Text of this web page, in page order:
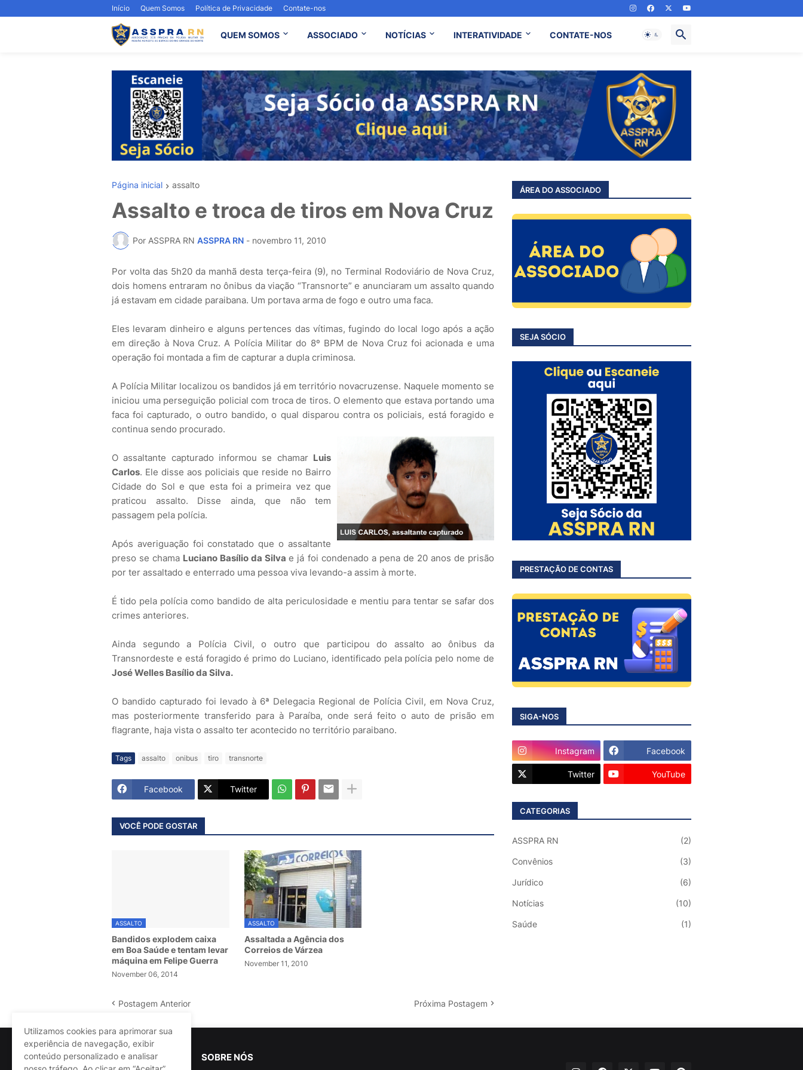
Início Quem Somos Política de Privacidade Contate-nos
QUEM SOMOS ASSOCIADO NOTÍCIAS INTERATIVIDADE CONTATE-NOS
Página inicial assalto
Assalto e troca de tiros em Nova Cruz
Por ASSPRA RN ASSPRA RN - novembro 11, 2010
Por volta das 5h20 da manhã desta terça-feira (9), no Terminal Rodoviário de Nova Cruz,
dois homens entraram no ônibus da viação “Transnorte” e anunciaram um assalto quando
já estavam em cidade paraibana. Um portava arma de fogo e outro uma faca.
Eles levaram dinheiro e alguns pertences das vítimas, fugindo do local logo após a ação
em direção à Nova Cruz. A Polícia Militar do 8º BPM de Nova Cruz foi acionada e uma
operação foi montada a fim de capturar a dupla criminosa.
A Polícia Militar localizou os bandidos já em território novacruzense. Naquele momento se
iniciou uma perseguição policial com troca de tiros. O elemento que estava portando uma
faca foi capturado, o outro bandido, o qual disparou contra os policiais, está foragido e
continua sendo procurado.
O assaltante capturado informou se chamar Luis
Carlos. Ele disse aos policiais que reside no Bairro
Cidade do Sol e que esta foi a primeira vez que
praticou assalto. Disse ainda, que não tem
passagem pela polícia.
Após averiguação foi constatado que o assaltante
preso se chama Luciano Basílio da Silvae já foi condenado a pena de 20 anos de prisão
por ter assaltado e enterrado uma pessoa viva levando-a assim à morte.
É tido pela polícia como bandido de alta periculosidade e mentiu para tentar se safar dos
crimes anteriores.
Ainda segundo a Polícia Civil, o outro que participou do assalto ao ônibus da
Transnordeste e está foragido é primo do Luciano, identificado pela polícia pelo nome de
José Welles Basílio da Silva.
O bandido capturado foi levado à 6ª Delegacia Regional de Polícia Civil, em Nova Cruz,
mas posteriormente transferido para à Paraíba, onde será feito o auto de prisão em
flagrante, haja vista o assalto ter acontecido no território paraibano.
Tags assalto onibus tiro transnorte
Facebook Twitter
VOCÊ PODE GOSTAR
ASSALTO
Bandidos explodem caixa
em Boa Saúde e tentam levar
máquina em Felipe Guerra
November 06, 2014
ASSALTO
Assaltada a Agência dos
Correios de Várzea
November 11, 2010
Postagem Anterior Próxima Postagem
ÁREA DO ASSOCIADO
SEJA SÓCIO
PRESTAÇÃO DE CONTAS
SIGA-NOS
Instagram Facebook
Twitter YouTube
CATEGORIAS
ASSPRA RN (2)
Convênios (3)
Jurídico (6)
Notícias (10)
Saúde (1)
SOBRE NÓS
Utilizamos cookies para aprimorar sua
experiência de navegação, exibir
conteúdo personalizado e analisar